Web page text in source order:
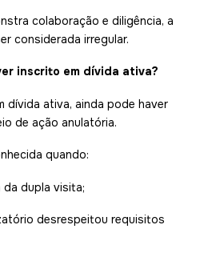
colaboração e diligência, a
considerada irregular.
inscrito em dívida ativa?
dívida ativa, ainda pode haver
de ação anulatória.
quando:
da dupla visita;
desrespeitou requisitos